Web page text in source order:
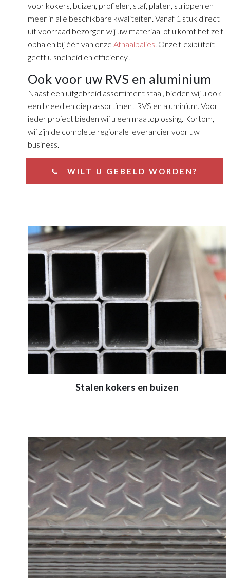
voor kokers, buizen, profielen, staf, platen, strippen en
meer in alle beschikbare kwaliteiten. Vanaf 1 stuk direct
uit voorraad bezorgen wij uw materiaal of u komt het zelf
ophalen bij één van onze Afhaalbalies. Onze flexibiliteit
geeft u snelheid en efficiency!
Ook voor uw RVS en aluminium
Naast een uitgebreid assortiment staal, bieden wij u ook
een breed en diep assortiment RVS en aluminium. Voor
ieder project bieden wij u een maatoplossing. Kortom,
wij zijn de complete regionale leverancier voor uw
business.
WILT U GEBELD WORDEN?
Stalen kokers en buizen